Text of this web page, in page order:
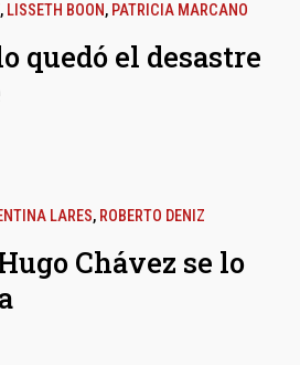
, LISSETH BOON, PATRICIA MARCANO
quedó el desastre
LARES, ROBERTO DENIZ
Chávez se lo